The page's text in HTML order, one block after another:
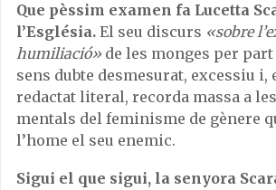
Que pèssim examen fa Lucetta
l’Església. El seu discurs «sobre
humiliació» de les monges per
sens dubte desmesurat, excessiu i,
redactat literal, recorda massa a
mentals del feminisme de gènere
l’home el seu enemic.
Sigui el que sigui, la senyora